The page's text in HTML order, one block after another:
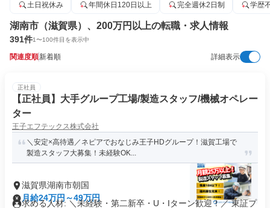
土日祝休み
年間休日120日以上 完全週休2日制 学歴
湖南市（滋賀県）、200万円以上の転職・求人情報
391件1〜100件目を表示中
関連度順新着順 詳細表示
正社員
【正社員】大手グループ工場/製造スタッフ/機械オペレー
ター
王子エフテックス株式会社
＼安定×高待遇／ネピアでおなじみ王子HDグループ！滋賀工場で
製造スタッフ大募集！未経験OK...
滋賀県湖南市朝国
月給24万円～49万円
求める人材: ＼未経験・第二新卒・U・Iターン歓迎！／ 東証プ